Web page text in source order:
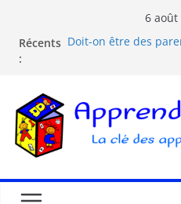
6 août
Récents
:
Doit-on être des
La pédagogie
Comprendre la